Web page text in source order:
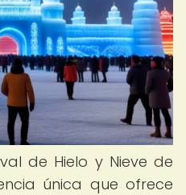
de Hielo y Nieve de
única que ofrece